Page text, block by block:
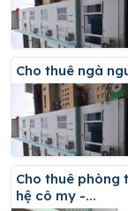
Cho thuê ngà
Cho thuê phòng trọ sinh viên, người đi làm đơn thân liên
hệ cô my -...